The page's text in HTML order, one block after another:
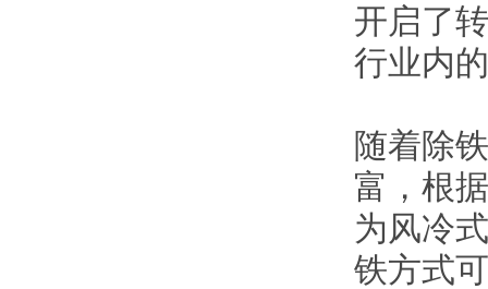
开启了
行业内
随着除
富，根
为风冷
铁方式